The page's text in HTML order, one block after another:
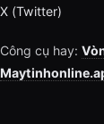
X (Twitter)
Công cụ hay: